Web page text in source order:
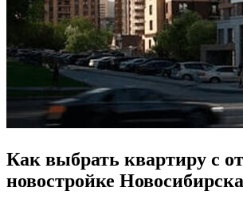
Как выбрать квартиру с
новостройке Новосибирска